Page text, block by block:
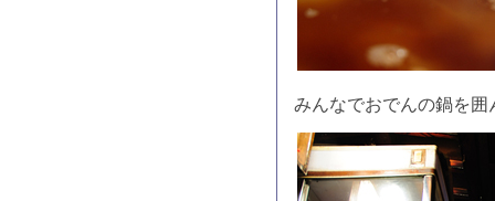
みんなでおでんの鍋を囲